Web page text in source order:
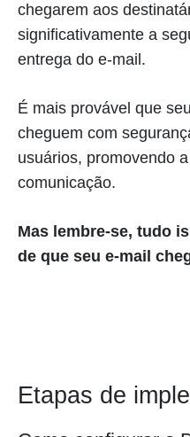
chegarem aos
significativamente a
entrega do e-mail.
É mais provável que
cheguem com
usuários, promovendo
comunicação.
Mas lembre-se, tudo
de que seu e-mail
Etapas de